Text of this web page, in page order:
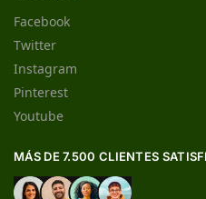
Facebook
Twitter
Instagram
Pinterest
Youtube
MÁS DE 7.500 CLIENTES